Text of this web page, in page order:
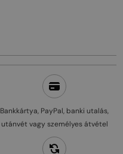
Bankkártya, PayPal, banki utalás,
utánvét vagy személyes átvétel